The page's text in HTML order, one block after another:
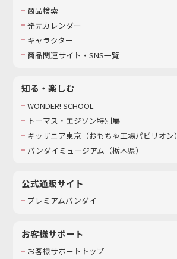
商品検索
発売カレンダー
キャラクター
商品関連サイト・SNS一覧
知る・楽しむ
WONDER! SCHOOL
トーマス・エジソン特別展
キッザニア東京（おもちゃ工場パビリオン）​
バンダイミュージアム（栃木県）
公式通販サイト
プレミアムバンダイ
お客様サポート
お客様サポートトップ